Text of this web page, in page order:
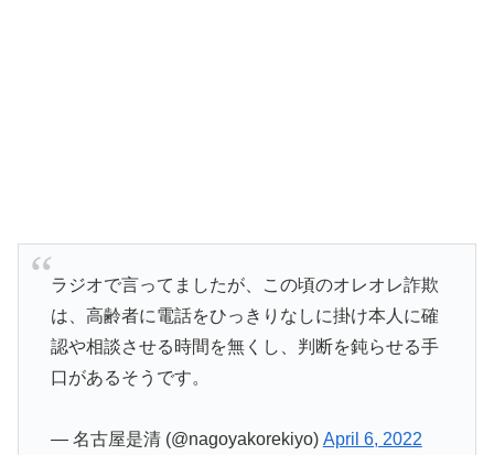
ラジオで言ってましたが、この頃のオレオレ詐欺
は、高齢者に電話をひっきりなしに掛け本人に確
認や相談させる時間を無くし、判断を鈍らせる手
口があるそうです。
— 名古屋是清 (@nagoyakorekiyo) April 6, 2022